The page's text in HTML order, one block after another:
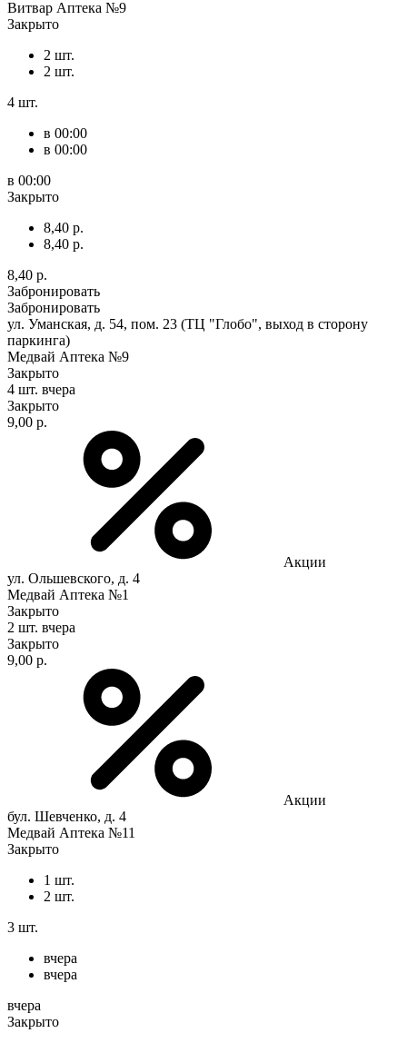
Витвар Аптека №9
Закрыто
2 шт.
2 шт.
4 шт.
в 00:00
в 00:00
в 00:00
Закрыто
8,40 р.
8,40 р.
8,40 р.
Забронировать
Забронировать
ул. Уманская, д. 54, пом. 23 (ТЦ "Глобо", выход в сторону
паркинга)
Медвай Аптека №9
Закрыто
4 шт. вчера
Закрыто
9,00 р.
Акции
ул. Ольшевского, д. 4
Медвай Аптека №1
Закрыто
2 шт. вчера
Закрыто
9,00 р.
Акции
бул. Шевченко, д. 4
Медвай Аптека №11
Закрыто
1 шт.
2 шт.
3 шт.
вчера
вчера
вчера
Закрыто